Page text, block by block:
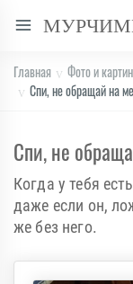
Главная Фото и
Спи, не обращай на
Спи, не
Когда у тебя
даже если он,
же без него.